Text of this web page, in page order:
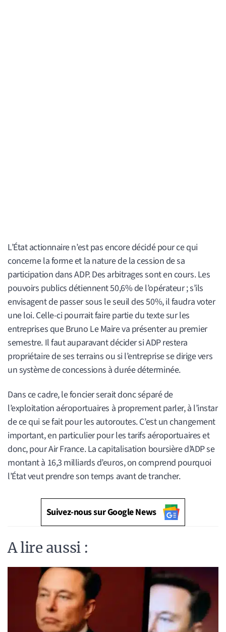
L’État actionnaire n’est pas encore décidé pour ce qui
concerne la forme et la nature de la cession de sa
participation dans ADP. Des arbitrages sont en cours. Les
pouvoirs publics détiennent 50,6% de l’opérateur ; s’ils
envisagent de passer sous le seuil des 50%, il faudra voter
une loi. Celle-ci pourrait faire partie du texte sur les
entreprises que Bruno Le Maire va présenter au premier
semestre. Il faut auparavant décider si ADP restera
propriétaire de ses terrains ou si l’entreprise se dirige vers
un système de concessions à durée déterminée.
Dans ce cadre, le foncier serait donc séparé de
l’exploitation aéroportuaires à proprement parler, à l’instar
de ce qui se fait pour les autoroutes. C’est un changement
important, en particulier pour les tarifs aéroportuaires et
donc, pour Air France. La capitalisation boursière d’ADP se
montant à 16,3 milliards d’euros, on comprend pourquoi
l’État veut prendre son temps avant de trancher.
Suivez-nous sur Google News
A lire aussi :